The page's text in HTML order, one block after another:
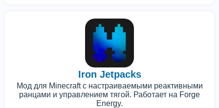
Iron Jetpacks
Мод для Minecraft с настраиваемыми реактивными
ранцами и управлением тягой. Работает на Forge
Energy.